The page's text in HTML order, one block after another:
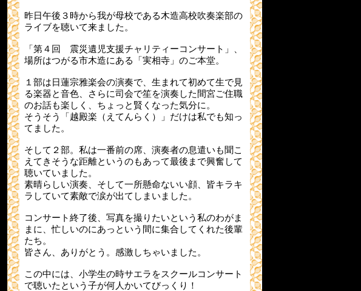
昨日午後３時から我が母校である木造高校吹奏楽部の
ライブを聴いて来ました。
「第４回 震災遺児支援チャリティーコンサート」、
場所はつがる市木造にある「実相寺」のご本堂。
１部は日蓮宗雅楽会の演奏で、生まれて初めて生で見
る楽器と音色、さらに司会で笙を演奏した間宮ご住職
のお話も楽しく、ちょっと賢くなった気分に。
そうそう「越殿楽（えてんらく）」だけは私でも知っ
てました。
そして２部。私は一番前の席、演奏者の息遣いも聞こ
えてきそうな距離というのもあって最後まで興奮して
聴いていました。
素晴らしい演奏、そして一所懸命ないい顔、皆キラキ
ラしていて素敵で涙が出てしまいました。
コンサート終了後、写真を撮りたいという私のわがま
まに、忙しいのにあっという間に集合してくれた後輩
たち。
皆さん、ありがとう。感激しちゃいました。
この中には、小学生の時サエラをスクールコンサート
で聴いたという子が何人かいてびっくり！